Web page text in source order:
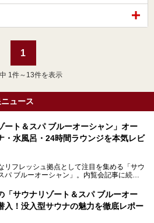
1
1件～13件を表示
ュース
ート＆スパ ブルーオーシャン」オー
・水風呂・24時間ラウンジを本気レビ
リフレッシュ拠点として注目を集める「サウ
パ ブルーオーシャン」。内覧会記事に続
風呂の気持ちよさはもちろん、リラックスス
やすさまで徹底チェック。新横浜エリアで日
ットしたい人、ライブやスポーツ観戦遠征組
「サウナリゾート＆スパ ブルーオー
入！没入型サウナの魅力を徹底レポー